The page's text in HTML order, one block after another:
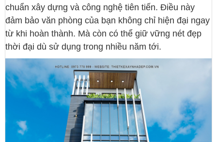
chuẩn xây dựng và công nghệ tiên tiến. Điều này
đảm bảo văn phòng của bạn không chỉ hiện đại ngay
từ khi hoàn thành. Mà còn có thể giữ vững nét đẹp
thời đại dù sử dụng trong nhiều năm tới.